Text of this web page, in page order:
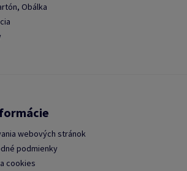
Obálka
webových stránok
podmienky
cookies